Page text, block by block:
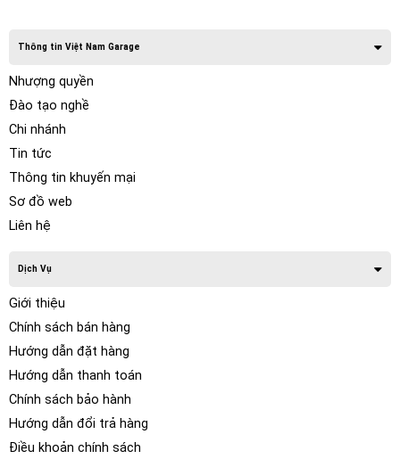
Thông tin Việt Nam Garage
Nhượng quyền
Đào tạo nghề
Chi nhánh
Tin tức
Thông tin khuyến mại
Sơ đồ web
Liên hệ
Dịch Vụ
Giới thiệu
Chính sách bán hàng
Hướng dẫn đặt hàng
Hướng dẫn thanh toán
Chính sách bảo hành
Hướng dẫn đổi trả hàng
Điều khoản chính sách